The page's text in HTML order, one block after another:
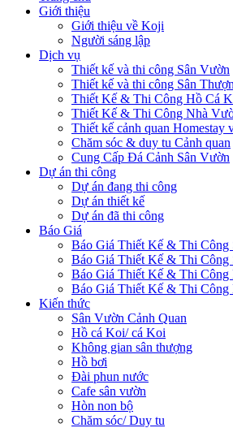
Giới thiệu
Giới thiệu về Koji
Người sáng lập
Dịch vụ
Thiết kế và thi công Sân Vườn
Thiết kế và thi công Sân
Thiết Kế & Thi Công Hồ Cá
Thiết Kế & Thi Công Nhà
Thiết kế cảnh quan Homestay
Chăm sóc & duy tu Cảnh quan
Cung Cấp Đá Cảnh Sân Vườn
Dự án thi công
Dự án đang thi công
Dự án thiết kế
Dự án đã thi công
Báo Giá
Báo Giá Thiết Kế & Thi Công
Báo Giá Thiết Kế & Thi Công
Báo Giá Thiết Kế & Thi Công
Báo Giá Thiết Kế & Thi Công
Kiến thức
Sân Vườn Cảnh Quan
Hồ cá Koi/ cá Koi
Không gian sân thượng
Hồ bơi
Đài phun nước
Cafe sân vườn
Hòn non bộ
Chăm sóc/ Duy tu